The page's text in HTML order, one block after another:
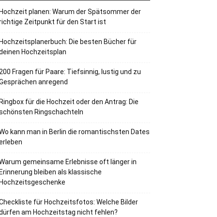
planen: Warum der Spätsommer der
Zeitpunkt für den Start ist
Die besten Bücher für
Hochzeitsplan
Fragen für Paare: Tiefsinnig, lustig und zu
anregend
für die Hochzeit oder den Antrag: Die
Ringschachteln
kann man in Berlin die romantischsten Dates
gemeinsame Erlebnisse oft länger in
bleiben als klassische
für Hochzeitsfotos: Welche Bilder
am Hochzeitstag nicht fehlen?